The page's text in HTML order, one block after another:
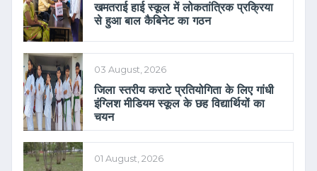
खमतराई हाई स्कूल में लोकतांत्रिक प्रक्रिया
से हुआ बाल कैबिनेट का गठन
03 August, 2026
जिला स्तरीय कराटे प्रतियोगिता के लिए गांधी
इंग्लिश मीडियम स्कूल के छह विद्यार्थियों का
चयन
01 August, 2026